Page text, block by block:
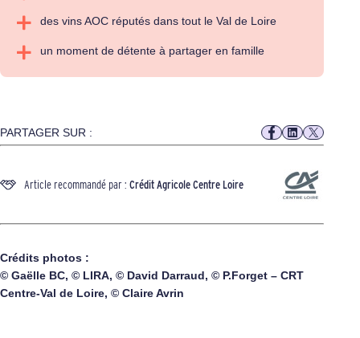
des vins AOC réputés dans tout le Val de Loire
un moment de détente à partager en famille
PARTAGER SUR :
Article recommandé par : Crédit Agricole Centre Loire
Crédits photos :
© Gaëlle BC, © LIRA, © David Darraud, © P.Forget – CRT
Centre-Val de Loire, © Claire Avrin